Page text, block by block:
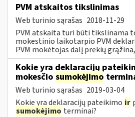
PVM atskaitos tikslinimas
Web turinio sąrašas 2018-11-29
PVM atskaita turi būti tikslinama
mokestinio laikotarpio PVM
PVM mokėtojas dalį prekių
Kokie yra deklaracijų
mokesčio sumokėjimo
Web turinio sąrašas 2019-03-04
Kokie yra deklaracijų pateikimo ir
sumokėjimo terminai?